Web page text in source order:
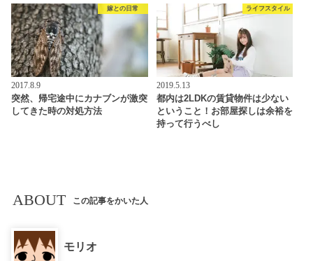
嫁との日常
2017.8.9
突然、帰宅途中にカナブンが激突
してきた時の対処方法
ライフスタイル
2019.5.13
都内は2LDKの賃貸物件は少ない
ということ！お部屋探しは余裕を
持って行うべし
ABOUT この記事をかいた人
モリオ